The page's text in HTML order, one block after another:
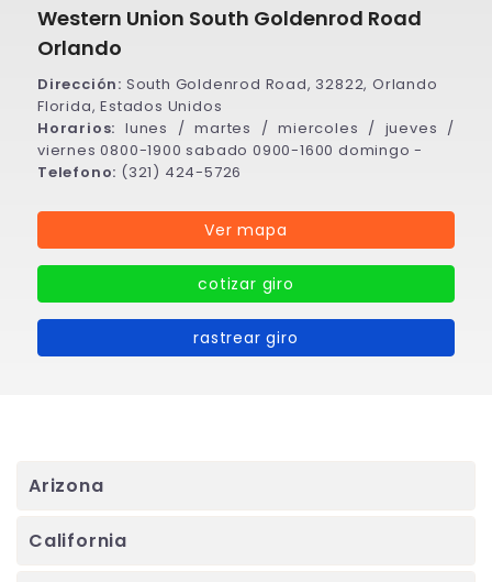
Western Union South Goldenrod Road
Orlando
Dirección: South Goldenrod Road, 32822, Orlando
Florida, Estados Unidos
Horarios: lunes / martes / miercoles / jueves /
viernes 0800-1900 sabado 0900-1600 domingo -
Telefono: (321) 424-5726
Ver mapa
cotizar giro
rastrear giro
Arizona
California